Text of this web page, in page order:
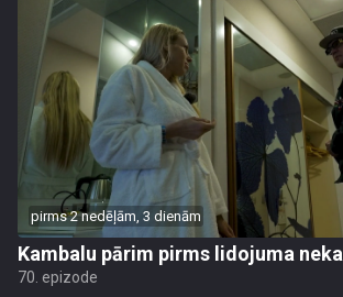
pirms 2 nedēļām, 3 dienām
Kambalu pārim pirms lidojuma
70. epizode